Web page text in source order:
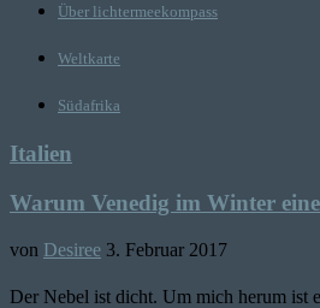
Über lichtermeekompass
Weltkarte
Südafrika
Italien
Warum Venedig im Winter
von Desiree 3. Februar 2017
Der Nebel ist dicht. Um mich herum ist